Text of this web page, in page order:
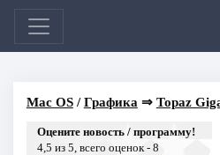
Mac OS/Графика ⇒ Topaz
Оцените новость / программу!
4,5 из 5, всего оценок - 8